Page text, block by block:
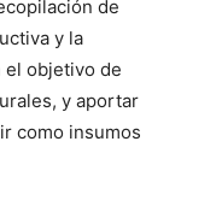
de
y la
el objetivo de
y aportar
como insumos